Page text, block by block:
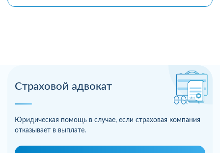
Страховой адвокат
Юридическая помощь в случае, если страховая компания
отказывает в выплате.